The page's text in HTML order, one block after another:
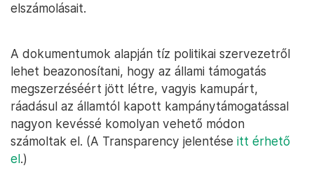
elszámolásait.
A dokumentumok alapján tíz politikai szervezetről
lehet beazonosítani, hogy az állami támogatás
megszerzéséért jött létre, vagyis kamupárt,
ráadásul az államtól kapott kampánytámogatással
nagyon kevéssé komolyan vehető módon
számoltak el. (A Transparency jelentése itt érhető
el.)